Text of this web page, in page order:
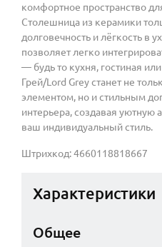
комфортное пространство
Столешница из керамики
долговечность и лёгкость в
позволяет легко
— будь то кухня, гостиная
Грей/Lord Grey станет не
элементом, но и стильным
интерьера, создавая уютную
ваш индивидуальный стиль.
Штрихкод: 4660118818667
Характеристики
Общее